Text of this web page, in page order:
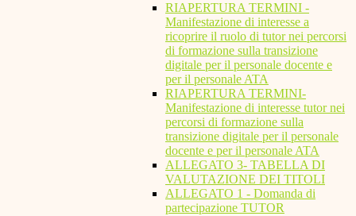
RIAPERTURA TERMINI -
Manifestazione di interesse a
ricoprire il ruolo di tutor nei percorsi
di formazione sulla transizione
digitale per il personale docente e
per il personale ATA
RIAPERTURA TERMINI-
Manifestazione di interesse tutor nei
percorsi di formazione sulla
transizione digitale per il personale
docente e per il personale ATA
ALLEGATO 3- TABELLA DI
VALUTAZIONE DEI TITOLI
ALLEGATO 1 - Domanda di
partecipazione TUTOR